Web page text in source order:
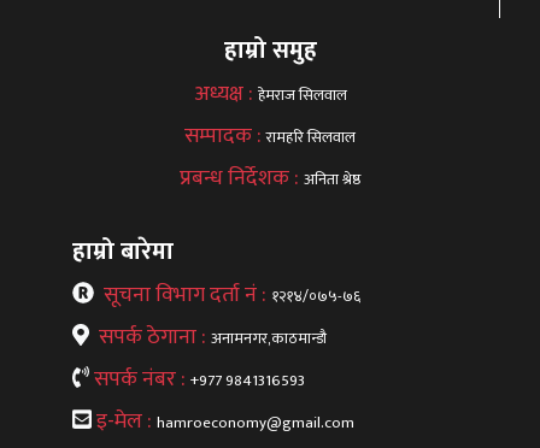
हाम्रो समुह
अध्यक्ष : हेमराज सिलवाल
सम्पादक :रामहरि सिलवाल
प्रबन्ध निर्देशक : अनिता श्रेष्ठ
हाम्रो बारेमा
सूचना विभाग दर्ता नं : १२१४/०७५-७६
सपर्क ठेगाना : अनामनगर,काठमान्डौ
सपर्क नंबर : +977 9841316593
इ-मेल : hamroeconomy@gmail.com